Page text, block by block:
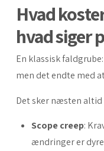
Hvad
hvad siger
En klassisk
men det endte med
Det sker næsten altid
Scope creep:
ændringer er